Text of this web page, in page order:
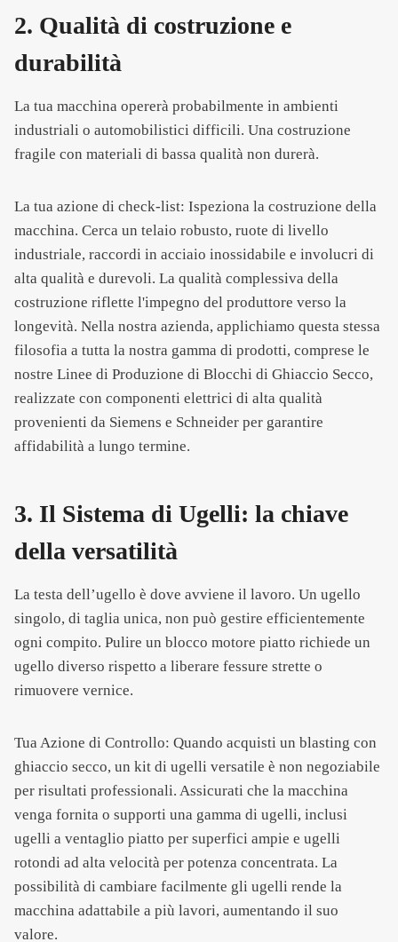
2. Qualità di costruzione e
durabilità
La tua macchina opererà probabilmente in ambienti
industriali o automobilistici difficili. Una costruzione
fragile con materiali di bassa qualità non durerà.
La tua azione di check-list: Ispeziona la costruzione della
macchina. Cerca un telaio robusto, ruote di livello
industriale, raccordi in acciaio inossidabile e involucri di
alta qualità e durevoli. La qualità complessiva della
costruzione riflette l'impegno del produttore verso la
longevità. Nella nostra azienda, applichiamo questa stessa
filosofia a tutta la nostra gamma di prodotti, comprese le
nostre Linee di Produzione di Blocchi di Ghiaccio Secco,
realizzate con componenti elettrici di alta qualità
provenienti da Siemens e Schneider per garantire
affidabilità a lungo termine.
3. Il Sistema di Ugelli: la chiave
della versatilità
La testa dell’ugello è dove avviene il lavoro. Un ugello
singolo, di taglia unica, non può gestire efficientemente
ogni compito. Pulire un blocco motore piatto richiede un
ugello diverso rispetto a liberare fessure strette o
rimuovere vernice.
Tua Azione di Controllo: Quando acquisti un blasting con
ghiaccio secco, un kit di ugelli versatile è non negoziabile
per risultati professionali. Assicurati che la macchina
venga fornita o supporti una gamma di ugelli, inclusi
ugelli a ventaglio piatto per superfici ampie e ugelli
rotondi ad alta velocità per potenza concentrata. La
possibilità di cambiare facilmente gli ugelli rende la
macchina adattabile a più lavori, aumentando il suo
valore.